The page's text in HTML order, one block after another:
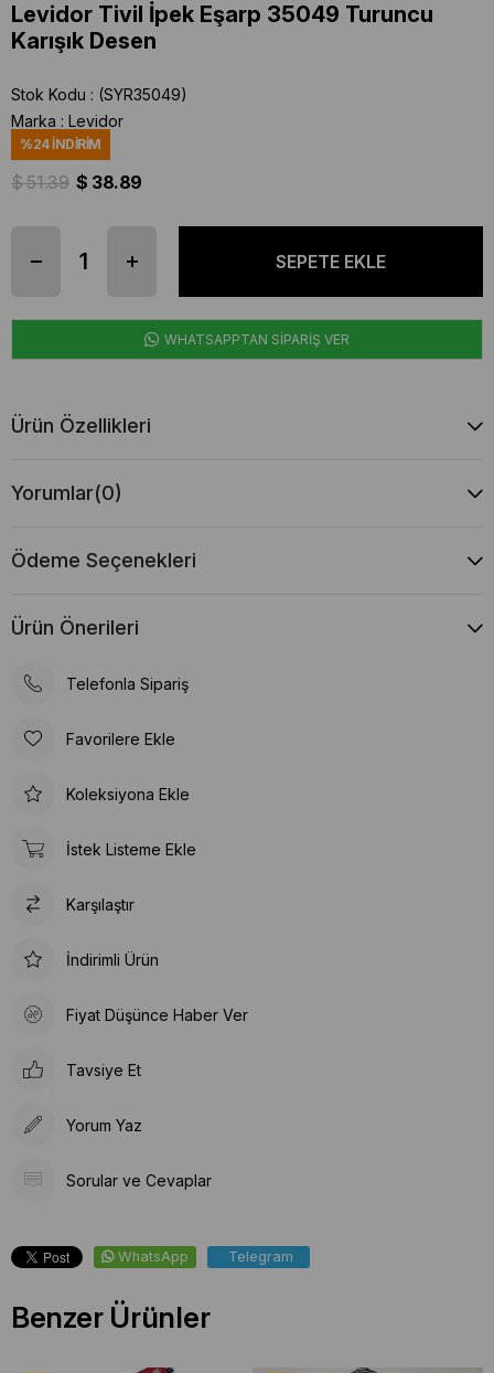
Levidor Tivil İpek Eşarp 35049 Turuncu
Karışık Desen
Stok Kodu
(SYR35049)
Marka : Levidor
%24İNDIRIM
$ 51.39 $ 38.89
WHATSAPPTAN SİPARİŞ VER
Ürün Özellikleri
Yorumlar(0)
Ödeme Seçenekleri
Ürün Önerileri
Telefonla Sipariş
Favorilere Ekle
Koleksiyona Ekle
İstek Listeme Ekle
Karşılaştır
İndirimli Ürün
Fiyat Düşünce Haber Ver
Tavsiye Et
Yorum Yaz
Sorular ve Cevaplar
WhatsApp Telegram
Benzer Ürünler